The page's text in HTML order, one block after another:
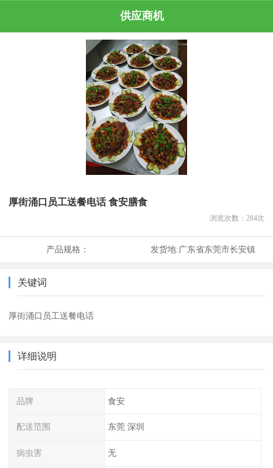
供应商机
厚街涌口员工送餐电话 食安膳食
浏览次数： 284次
产品规格： 发货地:广东省东莞市长安镇
关键词
厚街涌口员工送餐电话
详细说明
品牌 食安
配送范围 东莞 深圳
病虫害 无